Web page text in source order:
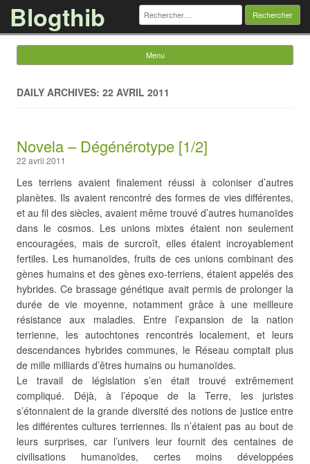
Blogthib Rechercher :
Menu
DAILY ARCHIVES: 22 AVRIL 2011
Novela – Dégénérotype [1/2]
22 avril 2011
Les terriens avaient finalement réussi à coloniser d’autres
planètes. Ils avaient rencontré des formes de vies différentes,
et au fil des siècles, avaient même trouvé d’autres humanoïdes
dans le cosmos. Les unions mixtes étaient non seulement
encouragées, mais de surcroît, elles étaient incroyablement
fertiles. Les humanoïdes, fruits de ces unions combinant des
gènes humains et des gènes exo-terriens, étaient appelés des
hybrides. Ce brassage génétique avait permis de prolonger la
durée de vie moyenne, notamment grâce à une meilleure
résistance aux maladies. Entre l’expansion de la nation
terrienne, les autochtones rencontrés localement, et leurs
descendances hybrides communes, le Réseau comptait plus
de mille milliards d’êtres humains ou humanoïdes.
Le travail de législation s’en était trouvé extrêmement
compliqué. Déjà, à l’époque de la Terre, les juristes
s’étonnaient de la grande diversité des notions de justice entre
les différentes cultures terriennes. Ils n’étaient pas au bout de
leurs surprises, car l’univers leur fournit des centaines de
civilisations humanoïdes, certes moins développées